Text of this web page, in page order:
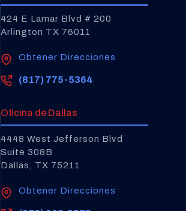
424 E Lamar Blvd # 200
Arlington TX 76011
Obtener Direcciones
(817) 775-5364
Oficina de Dallas
4448 West Jefferson Blvd
Suite 308B
Dallas, TX 75211
Obtener Direcciones